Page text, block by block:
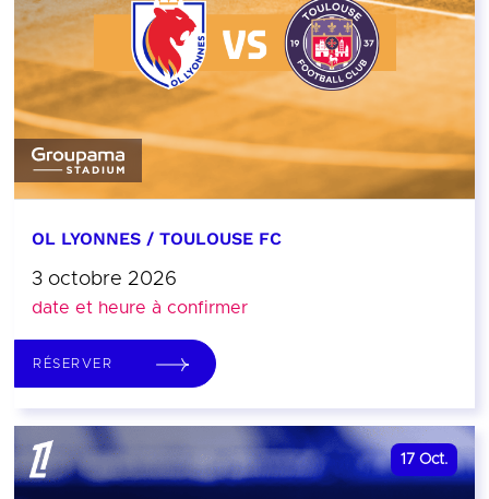
OL LYONNES / TOULOUSE FC
3 octobre 2026
date et heure à confirmer
RÉSERVER
17 Oct.